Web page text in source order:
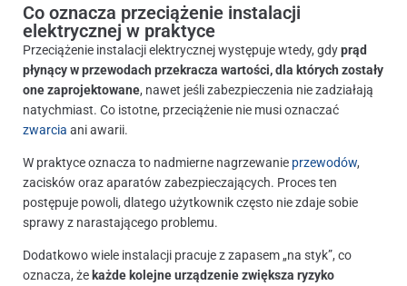
Co oznacza przeciążenie instalacji
elektrycznej w praktyce
Przeciążenie instalacji elektrycznej występuje wtedy, gdyprąd
płynący w przewodach przekracza wartości, dla których zostały
one zaprojektowane, nawet jeśli zabezpieczenia nie zadziałają
natychmiast. Co istotne, przeciążenie nie musi oznaczać
zwarcia ani awarii.
W praktyce oznacza to nadmierne nagrzewanie przewodów,
zacisków oraz aparatów zabezpieczających. Proces ten
postępuje powoli, dlatego użytkownik często nie zdaje sobie
sprawy z narastającego problemu.
Dodatkowo wiele instalacji pracuje z zapasem „na styk”, co
oznacza, że każde kolejne urządzenie zwiększa ryzyko